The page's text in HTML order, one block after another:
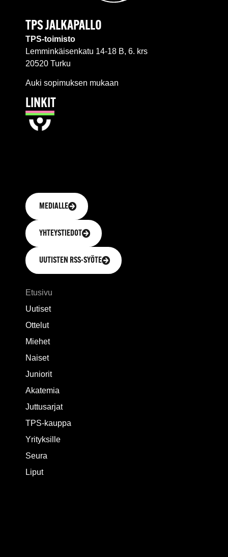
TPS JALKAPALLO
TPS-toimisto
Lemminkäisenkatu 14-18 B, 6. krs
20520 Turku
Auki sopimuksen mukaan
LINKIT
MEDIALLE
YHTEYSTIEDOT
UUTISTEN RSS-SYÖTE
Etusivu
Uutiset
Ottelut
Miehet
Naiset
Juniorit
Akatemia
Juttusarjat
TPS-kauppa
Yrityksille
Seura
Liput